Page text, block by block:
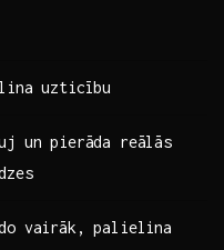
⁤uzticību
un pierāda reālās
vairāk, palielina